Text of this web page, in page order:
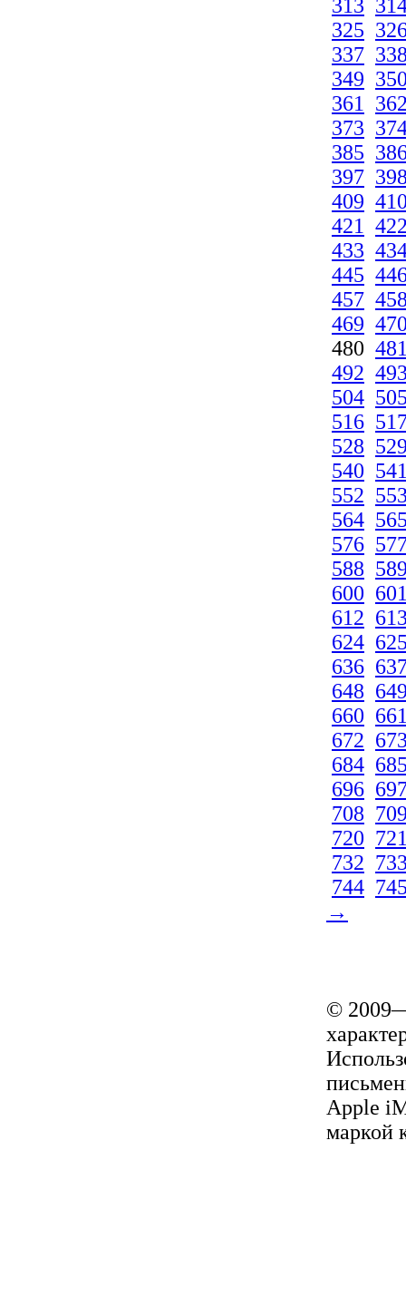
313
325
337
349
361
373
385
397
409
421
433
445
457
469
480
492
504
516
528
540
552
564
576
588
600
612
624
636
648
660
672
684
696
708
720
732
744
→
©
Apple
маркой